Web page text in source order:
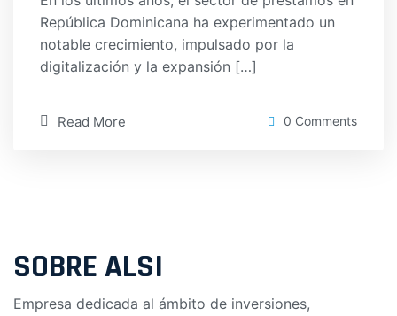
República Dominicana ha experimentado un
notable crecimiento, impulsado por la
digitalización y la expansión […]
Read More 0 Comments
SOBRE ALSI
Empresa dedicada al ámbito de inversiones,